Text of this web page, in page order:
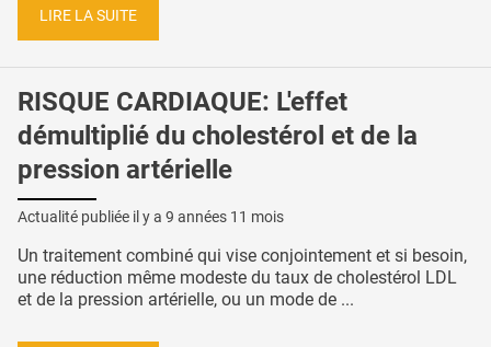
LIRE LA SUITE
RISQUE CARDIAQUE: L'effet
démultiplié du cholestérol et de la
pression artérielle
Actualité publiée il y a 9 années 11 mois
Un traitement combiné qui vise conjointement et si besoin,
une réduction même modeste du taux de cholestérol LDL
et de la pression artérielle, ou un mode de ...